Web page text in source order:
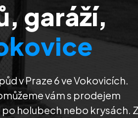
garáží,
v Praze 6 ve Vokovicích.
vám s prodejem
holubech nebo krysách.